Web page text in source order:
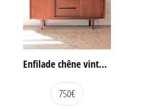
Enfilade chêne vintage portes coulissantes
750€